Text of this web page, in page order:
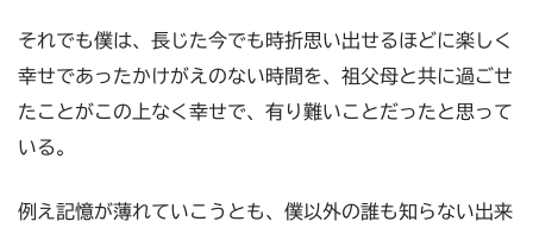
それでも僕は、長じた今でも時折思い出せるほどに楽しく
幸せであったかけがえのない時間を、祖父母と共に過ごせ
たことがこの上なく幸せで、有り難いことだったと思って
いる。
例え記憶が薄れていこうとも、僕以外の誰も知らない出来